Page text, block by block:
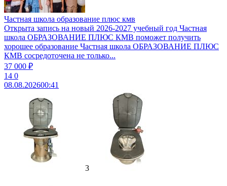
Частная школа образование плюс кмв
Открыта запись на новый 2026-2027 учебный год Частная
школа ОБРАЗОВАНИЕ ПЛЮС КМВ поможет получить
хорошее образование Частная школа ОБРАЗОВАНИЕ ПЛЮС
КМВ сосредоточена не только...
37 000 ₽
14 0
08.08.202600:41
3